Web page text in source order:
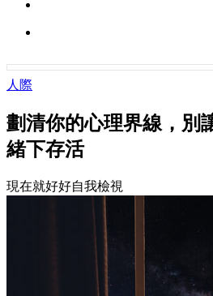
人際
劃清你的心理界線，別
緒下存活
現在就好好自我檢視